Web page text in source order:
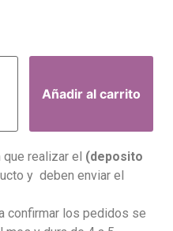
Añadir al carrito
realizar el (deposito
y deben enviar el
confirmar los pedidos se